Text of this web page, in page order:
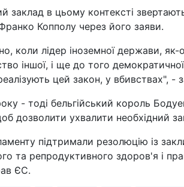
заклад в цьому контексті
Копполу через його заяви.
коли лідер іноземної держави,
іншої, і ще до того демократичної
цей закон, у вбивствах", -
- тоді бельгійський король
дозволити ухвалити необхідний
підтримали резолюцію із
та репродуктивного здоров'я і
ЄС.